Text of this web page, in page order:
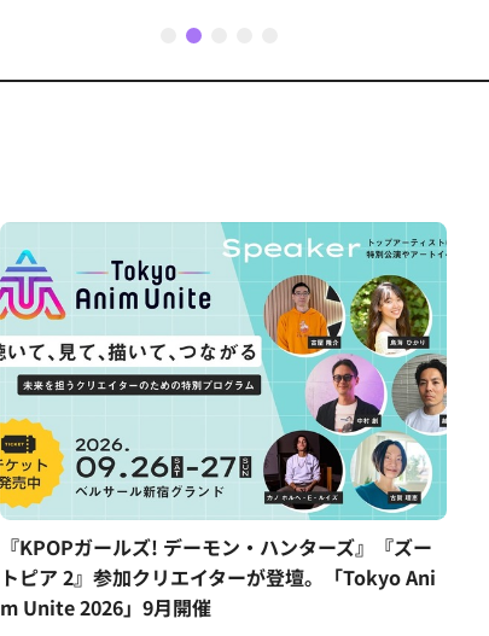
1 2
『KPOPガールズ! デーモン・ハンターズ』『ズー
トピア 2』参加クリエイターが登壇。「Tokyo Ani
m Unite 2026」9月開催